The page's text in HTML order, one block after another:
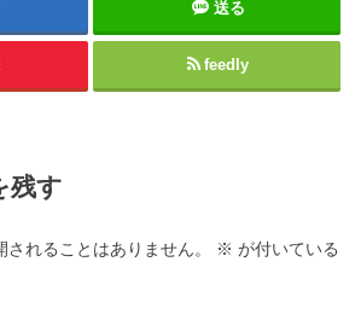
送る
feedly
残す
れることはありません。 ※ が付いている